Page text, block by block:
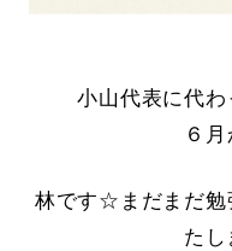
小山代表に代わ
６
林です☆まだまだ勉
たし